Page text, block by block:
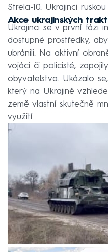
Strela-10. Ukrajinci
Akce ukrajinských
Ukrajinci se v první fázi
dostupné prostředky,
ubránili. Na aktivní
vojáci či policisté,
obyvatelstva. Ukázalo
který na Ukrajině
země vlastní skutečně
využití.